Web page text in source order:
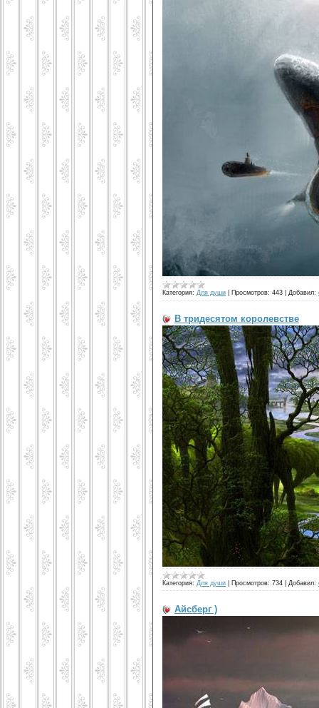
Категория: Для души Просмотров: 443 Добавил:
В тридесятом королевстве
Категория: Для души Просмотров: 734 Добавил:
Айсберг )